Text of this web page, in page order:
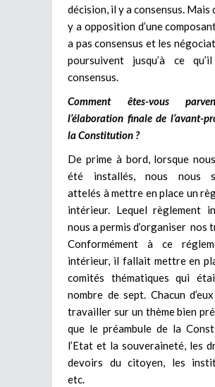
décision, il y a consensus. Mais
y a opposition d’une
a pas consensus et les
poursuivent jusqu’à ce
consensus.
Comment êtes-vous
l’élaboration finale de l’avant-
la Constitution ?
De prime à bord, lorsque
été installés, nous nous
attelés à mettre en place un
intérieur. Lequel règlement
nous a permis d’organiser nos
Conformément à ce
intérieur, il fallait mettre en
comités thématiques qui
nombre de sept. Chacun
travailler sur un thème bien
que le préambule de la
l’Etat et la souveraineté, les
devoirs du citoyen, les
etc.